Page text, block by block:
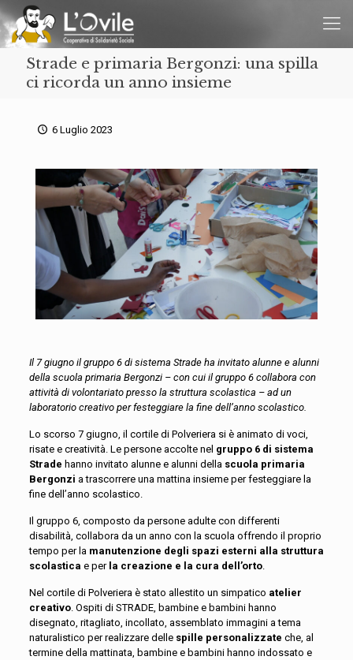
Strade e primaria Bergonzi: una spilla
ci ricorda un anno insieme
6 Luglio 2023
Il 7 giugno il gruppo 6 di sistema Strade ha invitato alunne e alunni
della scuola primaria Bergonzi – con cui il gruppo 6 collabora con
attività di volontariato presso la struttura scolastica – ad un
laboratorio creativo per festeggiare la fine dell’anno scolastico.
Lo scorso 7 giugno, il cortile di Polveriera si è animato di voci,
risate e creatività. Le persone accolte nel gruppo 6 di sistema
Strade hanno invitato alunne e alunni della scuola primaria
Bergonzi a trascorrere una mattina insieme per festeggiare la
fine dell’anno scolastico.
Il gruppo 6, composto da persone adulte con differenti
disabilità, collabora da un anno con la scuola offrendo il proprio
tempo per la manutenzione degli spazi esterni alla struttura
scolastica e per la creazione e la cura dell’orto.
Nel cortile di Polveriera è stato allestito un simpatico atelier
creativo. Ospiti di STRADE, bambine e bambini hanno
disegnato, ritagliato, incollato, assemblato immagini a tema
naturalistico per realizzare delle spille personalizzate che, al
termine della mattinata, bambine e bambini hanno indossato e